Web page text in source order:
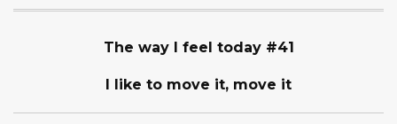
The way I feel today #41
I like to move it, move it